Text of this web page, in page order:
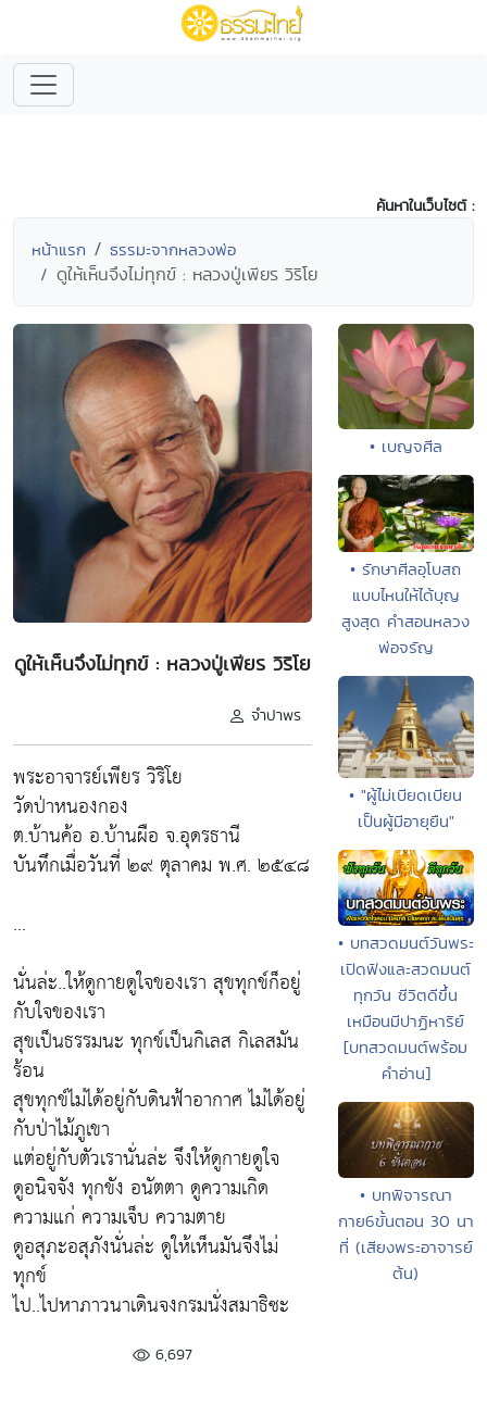
ค้นหาในเว็บไซต์ :
หน้าแรก ธรรมะจากหลวงพ่อ
ดูให้เห็นจึงไม่ทุกข์ : หลวงปู่เพียร วิริโย
ดูให้เห็นจึงไม่ทุกข์ : หลวงปู่เพียร วิริโย
จำปาพร
พระอาจารย์เพียร วิริโย
วัดป่าหนองกอง
ต.บ้านค้อ อ.บ้านผือ จ.อุดรธานี
บันทึกเมื่อวันที่ ๒๙ ตุลาคม พ.ศ. ๒๕๔๘
...
นั่นล่ะ..ให้ดูกายดูใจของเรา สุขทุกข์ก็อยู่
กับใจของเรา
สุขเป็นธรรมนะ ทุกข์เป็นกิเลส กิเลสมัน
ร้อน
สุขทุกข์ไม่ได้อยู่กับดินฟ้าอากาศ ไม่ได้อยู่
กับป่าไม้ภูเขา
แต่อยู่กับตัวเรานั่นล่ะ จึงให้ดูกายดูใจ
ดูอนิจจัง ทุกขัง อนัตตา ดูความเกิด
ความแก่ ความเจ็บ ความตาย
ดูอสุภะอสุภังนั่นล่ะ ดูให้เห็นมันจึงไม่
ทุกข์
ไป..ไปหาภาวนาเดินจงกรมนั่งสมาธิซะ
6,697
• เบญจศีล
• รักษาศีลอุโบสถ
แบบไหนให้ได้บุญ
สูงสุด คำสอนหลวง
พ่อจรัญ
• "ผู้ไม่เบียดเบียน
เป็นผู้มีอายุยืน"
• บทสวดมนต์วันพระ
เปิดฟังและสวดมนต์
ทุกวัน ชีวิตดีขึ้น
เหมือนมีปาฏิหาริย์
[บทสวดมนต์พร้อม
คำอ่าน]
• บทพิจารณา
กาย6ขั้นตอน 30 นา
ที่ (เสียงพระอาจารย์
ต้น)